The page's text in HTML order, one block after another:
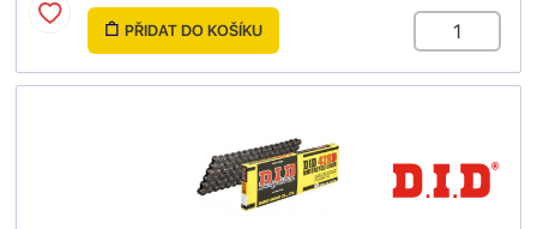
PŘIDAT DO KOŠÍKU